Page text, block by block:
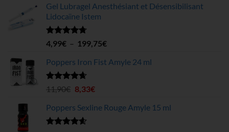
Gel Lubragel Anesthésiant et Désensibilisant
Lidocaïne Istem
Note4.70
sur 5
4,99€ – 199,75€Plage
prix :
Poppers Iron Fist Amyle 24 ml
Note4.63
11,90€ Le
initial
était :
8,33€Le
actuel
Poppers Sexline Rouge Amyle 15 ml